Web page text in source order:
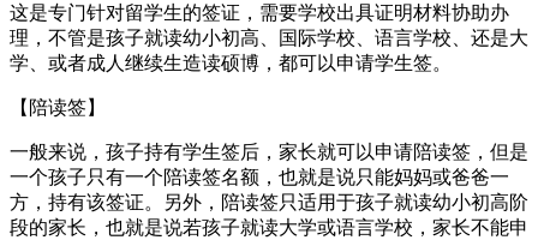
这是专门针对留学生的签证，需要学校出具证明材料协助办
理，不管是孩子就读幼小初高、国际学校、语言学校、还是大
学、或者成人继续生造读硕博，都可以申请学生签。
【陪读签】
一般来说，孩子持有学生签后，家长就可以申请陪读签，但是
一个孩子只有一个陪读签名额，也就是说只能妈妈或爸爸一
方，持有该签证。另外，陪读签只适用于孩子就读幼小初高阶
段的家长，也就是说若孩子就读大学或语言学校，家长不能申